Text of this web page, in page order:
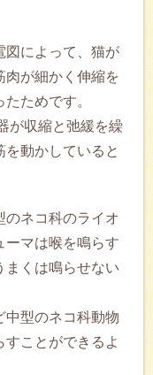
図によって、猫が
肉が細かく伸縮を
ためです。
が収縮と弛緩を繰
を動かしていると
のネコ科のライオ
ーマは喉を鳴らす
まくは鳴らせない
中型のネコ科動物
ことができるよ